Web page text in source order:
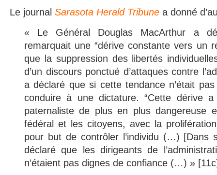
Le journal Sarasota Herald Tribune a donné
« Le Général Douglas MacArthur a
remarquait une “dérive constante vers un
que la suppression des libertés
d’un discours ponctué d’attaques contre
a déclaré que si cette tendance n’était
conduire à une dictature. “Cette dérive
paternaliste de plus en plus dangereuse
fédéral et les citoyens, avec la
pour but de contrôler l’individu (…)
déclaré que les dirigeants de
n’étaient pas dignes de confiance (…) »